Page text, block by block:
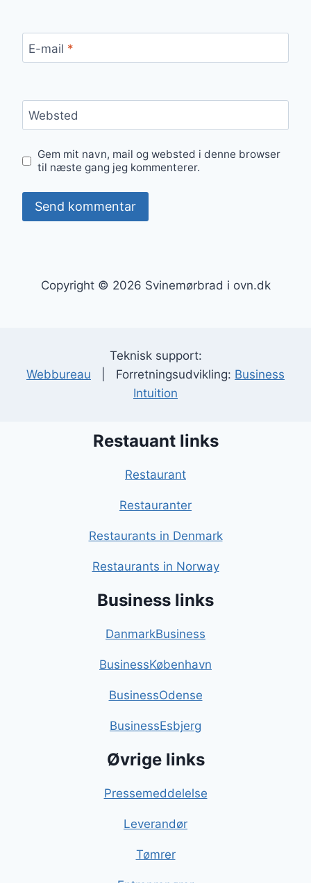
E-mail *
Websted
Gem mit navn, mail og websted i denne browser
til næste gang jeg kommenterer.
Copyright © 2026 Svinemørbrad i ovn.dk
Teknisk support:
Webbureau | Forretningsudvikling: Business
Intuition
Restauant links
Restaurant
Restauranter
Restaurants in Denmark
Restaurants in Norway
Business links
DanmarkBusiness
BusinessKøbenhavn
BusinessOdense
BusinessEsbjerg
Øvrige links
Pressemeddelelse
Leverandør
Tømrer